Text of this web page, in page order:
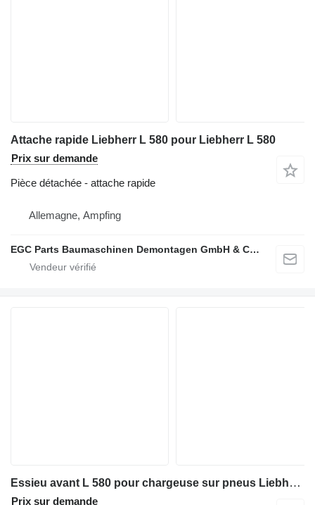
Attache rapide Liebherr L 580 pour Liebherr L 580
Prix sur demande
Pièce détachée - attache rapide
Allemagne, Ampfing
EGC Parts Baumaschinen Demontagen GmbH & Co. KG
Essieu avant L 580 pour chargeuse sur pneus Liebherr L 580
Prix sur demande